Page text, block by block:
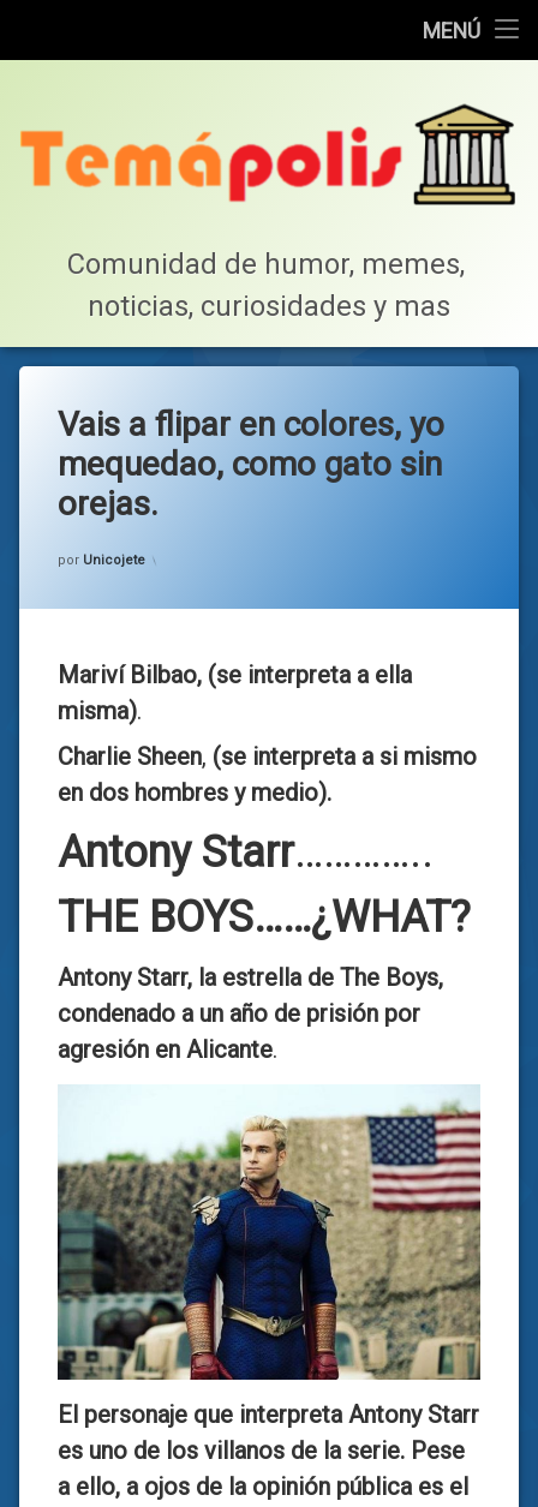
MENÚ
Lista de Megapost
Tabla de puntos
Comunidad de humor, memes,
noticias, curiosidades y mas
Vais a flipar en colores, yo
mequedao, como gato sin
orejas.
por Unicojete
Mariví Bilbao, (se interpreta a ella
misma).
Charlie Sheen, (se interpreta a si mismo
en dos hombres y medio).
Antony Starr…………..
THE BOYS……¿WHAT?
Antony Starr, la estrella de The Boys,
condenado a un año de prisión por
agresión en Alicante.
El personaje que interpreta Antony Starr
es uno de los villanos de la serie. Pese
a ello, a ojos de la opinión pública es el